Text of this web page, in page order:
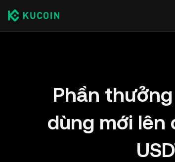
Phần
dùng mới lên